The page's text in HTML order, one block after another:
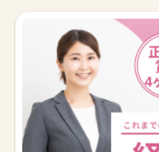
医療事務求人ドットコムとは
サイトの使い方
就職サポート